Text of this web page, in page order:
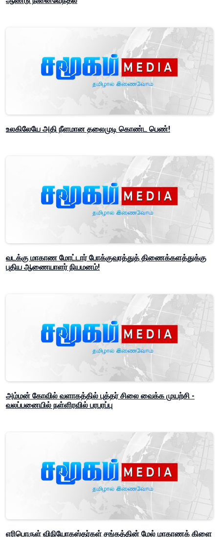
உலகிலேயே அதி நீளமான தலைமுடி கொண்ட பெண்!
வடக்கு மாகாண மோட்டார் போக்குவரத்துத் திணைக்களத்துக்கு
புதிய ஆணையாளர் நியமனம்!
அம்மன் கோவில் வளாகத்தில் புத்தர் சிலை வைக்க முயற்சி -
வலப்பனையில் நள்ளிரவில் பரபரப்பு
எரிபொருள் விநியோகஸ்தர்கள் சங்கத்தின் மேல் மாகாணக் கிளை